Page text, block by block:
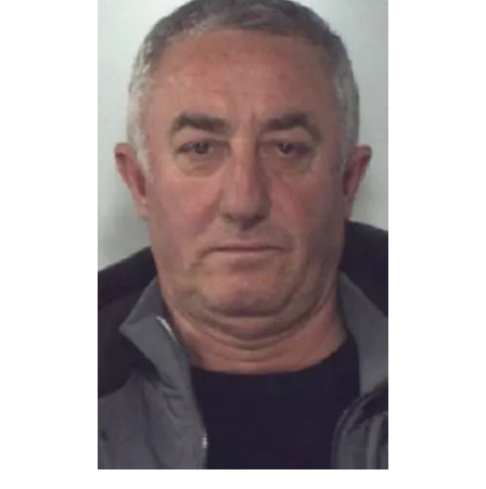
LACITYMAG.IT
ILVIBONESE.IT
CATANZAROCHANNEL.IT
LACAPITALENEWS.IT